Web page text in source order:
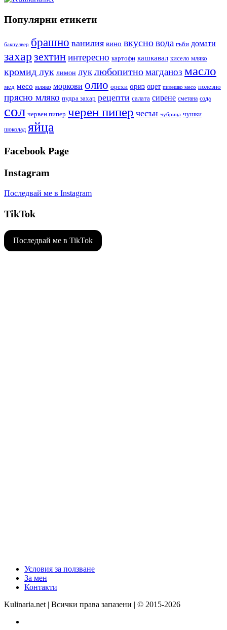
Популярни етикети
бакпулвер брашно ванилия вино вкусновода гъби домати
захар зехтининтересно картофи кашкавал кисело мляко
кромид лук лимон луклюбопитномагданоз масло
мед месо мляко моркови олио орехи ориз оцет пилешко месо полезно
прясно мляко пудра захар рецепти салата сирене сметана сода
сол червен пипер черен пипер чесън чубрица чушки
шоколад яйца
Facebook Page
Instagram
Последвай ме в Instagram
TikTok
Последвай ме в TikTok
Условия за ползване
За мен
Контакти
Kulinaria.net | Всички права запазени | © 2015-2026